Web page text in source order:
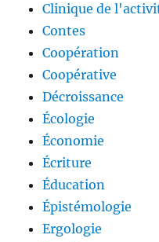
Clinique de
Contes
Coopération
Coopérative
Décroissance
Écologie
Économie
Écriture
Éducation
Épistémologie
Ergologie